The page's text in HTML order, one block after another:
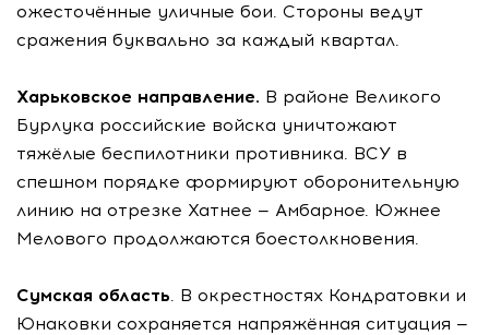
ожесточённые уличные бои. Стороны ведут
сражения буквально за каждый квартал.
Харьковское направление. В районе Великого
Бурлука российские войска уничтожают
тяжёлые беспилотники противника. ВСУ в
спешном порядке формируют оборонительную
линию на отрезке Хатнее — Амбарное. Южнее
Мелового продолжаются боестолкновения.
Сумская область. В окрестностях Кондратовки и
Юнаковки сохраняется напряжённая ситуация —